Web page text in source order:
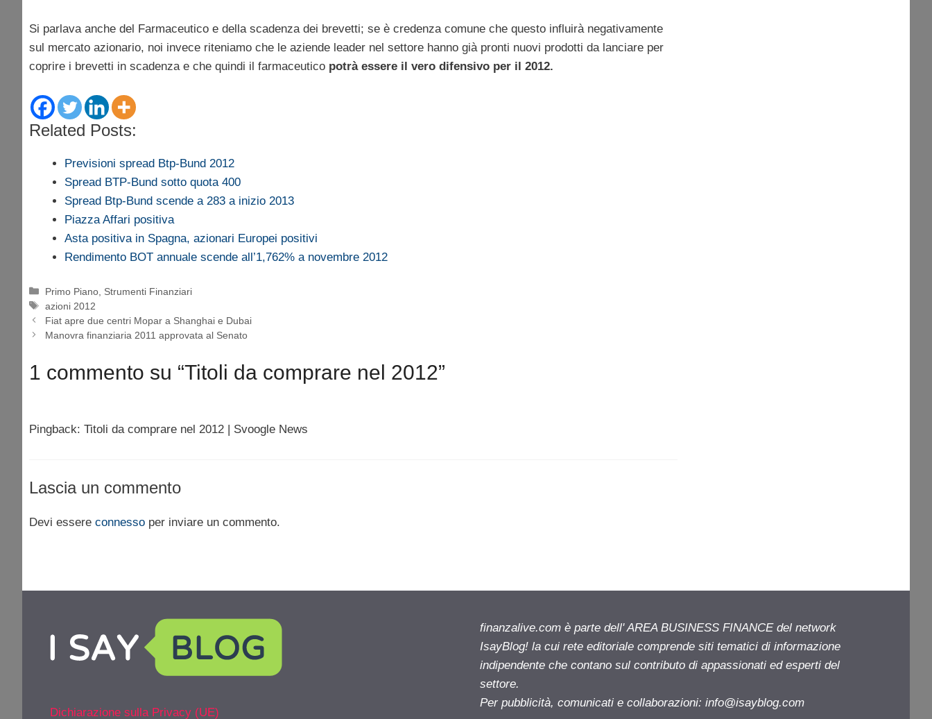
Si parlava anche del Farmaceutico e della scadenza dei brevetti; se è credenza comune che questo influirà negativamente
sul mercato azionario, noi invece riteniamo che le aziende leader nel settore hanno già pronti nuovi prodotti da lanciare per
coprire i brevetti in scadenza e che quindi il farmaceutico potrà essere il vero difensivo per il 2012.
Related Posts:
Previsioni spread Btp-Bund 2012
Spread BTP-Bund sotto quota 400
Spread Btp-Bund scende a 283 a inizio 2013
Piazza Affari positiva
Asta positiva in Spagna, azionari Europei positivi
Rendimento BOT annuale scende all’1,762% a novembre 2012
Categorie
Primo Piano Strumenti Finanziari
Tag
azioni 2012
Fiat apre due centri Mopar a Shanghai e Dubai
Manovra finanziaria 2011 approvata al Senato
1 commento su “Titoli da comprare nel 2012”
Pingback: Titoli da comprare nel 2012 | Svoogle News
Lascia un commento
Devi essere connesso per inviare un commento.
Dichiarazione sulla Privacy (UE)
finanzalive.com è parte dell' AREA BUSINESS FINANCE del network
IsayBlog! la cui rete editoriale comprende siti tematici di informazione
indipendente che contano sul contributo di appassionati ed esperti del
settore.
Per pubblicità, comunicati e collaborazioni: info@isayblog.com